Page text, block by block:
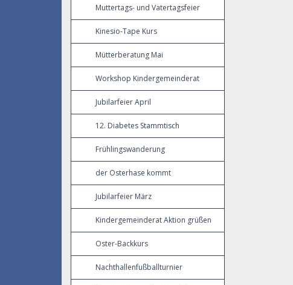
Muttertags- und Vatertagsfeier
Kinesio-Tape Kurs
Mütterberatung Mai
Workshop Kindergemeinderat
Jubilarfeier April
12. Diabetes Stammtisch
Frühlingswanderung
der Osterhase kommt
Jubilarfeier März
Kindergemeinderat Aktion grüßen
Oster-Backkurs
Nachthallenfußballturnier